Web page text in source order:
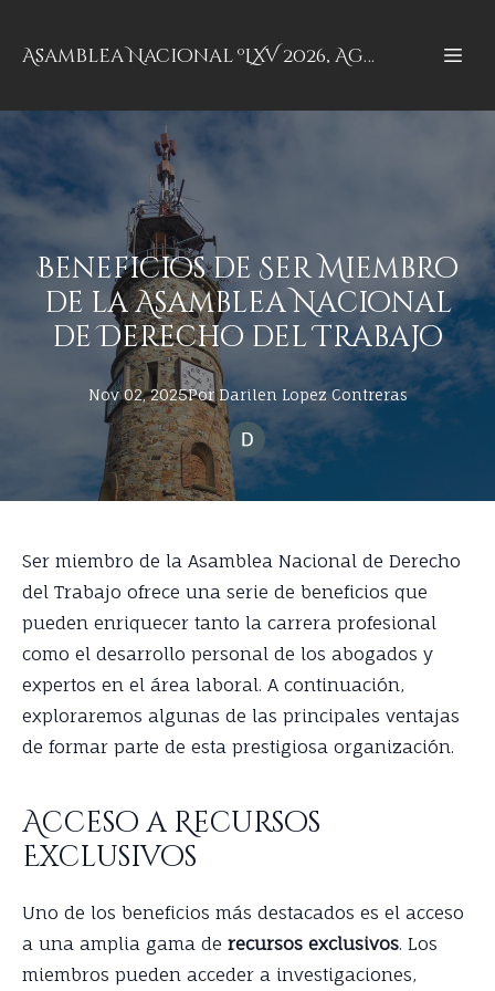
Asamblea Nacional ºLXV 2026, Aguascalientes, Aguascalientes
Beneficios de Ser Miembro
de la Asamblea Nacional
de Derecho del Trabajo
Nov 02, 2025Por Darilen Lopez Contreras
Ser miembro de la Asamblea Nacional de Derecho
del Trabajo ofrece una serie de beneficios que
pueden enriquecer tanto la carrera profesional
como el desarrollo personal de los abogados y
expertos en el área laboral. A continuación,
exploraremos algunas de las principales ventajas
de formar parte de esta prestigiosa organización.
Acceso a Recursos
Exclusivos
Uno de los beneficios más destacados es el acceso
a una amplia gama de recursos exclusivos. Los
miembros pueden acceder a investigaciones,